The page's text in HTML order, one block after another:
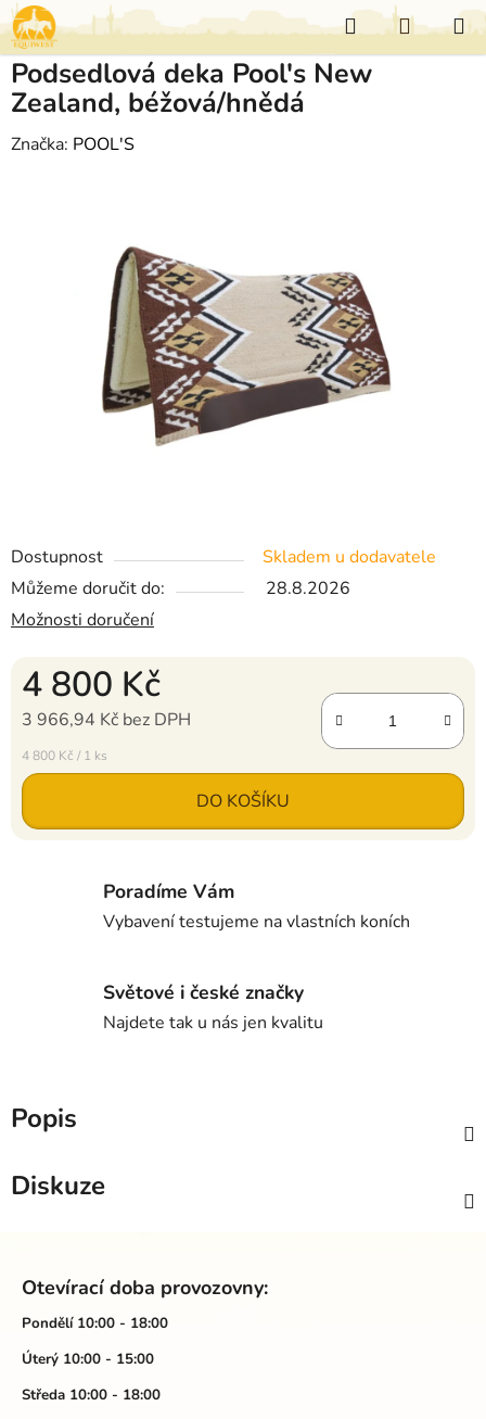
Přejít
na
obsah
Hledat
KOŠÍK
Dostupnost
Skladem u dodavatele
Můžeme doručit do:
28.8.2026
Možnosti doručení
4 800 Kč
3 966,94 Kč bez DPH
Měrná cena:
4 800 Kč / 1 ks
DO KOŠÍKU
Podsedlová deka Pool's New
Zealand, béžová/hnědá
Značka: POOL'S
Poradíme Vám
Vybavení testujeme na vlastních koních
Světové i české značky
Najdete tak u nás jen kvalitu
Popis
Diskuze
Otevírací doba provozovny:
Pondělí 10:00 - 18:00
Úterý 10:00 - 15:00
Středa 10:00 - 18:00